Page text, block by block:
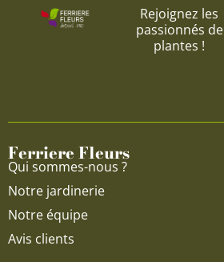
Rejoignez les
passionnés de
plantes !
Ferriere Fleurs
Qui sommes-nous ?
Notre jardinerie
Notre équipe
Avis clients